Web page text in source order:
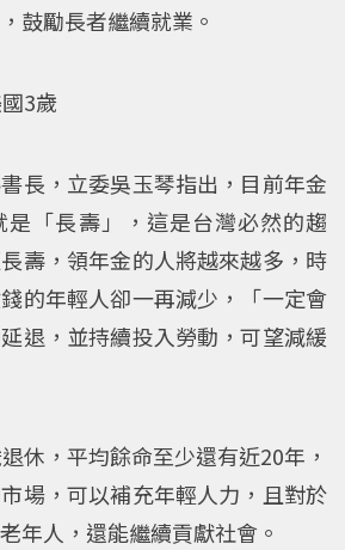
鼓勵長者繼續就業。
3歲
長，立委吳玉琴指出，目前年金
是「長壽」，這是台灣必然的趨
壽，領年金的人將越來越多，時
的年輕人卻一再減少，「一定會
退，並持續投入勞動，可望減緩
休，平均餘命至少還有近20年，
場，可以補充年輕人力，且對於
年人，還能繼續貢獻社會。